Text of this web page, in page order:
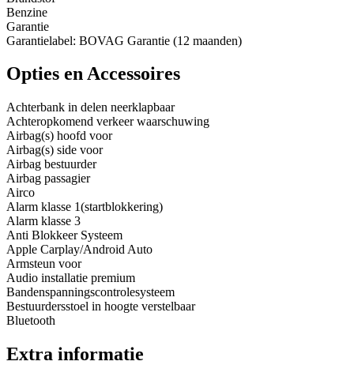
Benzine
Garantie
Garantielabel: BOVAG Garantie (12 maanden)
Opties en Accessoires
Achterbank in delen neerklapbaar
Achteropkomend verkeer waarschuwing
Airbag(s) hoofd voor
Airbag(s) side voor
Airbag bestuurder
Airbag passagier
Airco
Alarm klasse 1(startblokkering)
Alarm klasse 3
Anti Blokkeer Systeem
Apple Carplay/Android Auto
Armsteun voor
Audio installatie premium
Bandenspanningscontrolesysteem
Bestuurdersstoel in hoogte verstelbaar
Bluetooth
Extra informatie